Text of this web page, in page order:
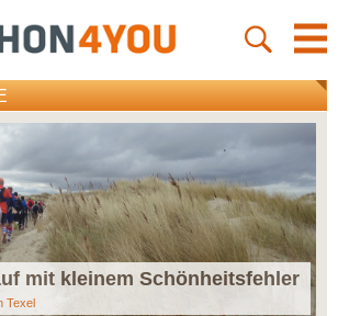
mit kleinem Schönheitsfehler
Texel